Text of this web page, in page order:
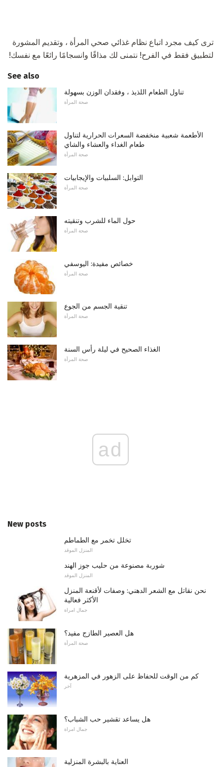
ترى كيف مجرد اتباع نظام غذائي صحي المرأة ، وتقديم المشورة
لتطبيق فقط في الفرح! نتمنى لك مذاقًا وانسجامًا رائعًا مع نفسك!
See also
تناول الطعام اللذيذ ، وفقدان الوزن بسهولة
صحة المرأة
الأطعمة شعبية منخفضة السعرات الحرارية لتناول
طعام الغداء والعشاء والشاي
صحة المرأة
التوابل: السلبيات والإيجابيات
صحة المرأة
حول الماء للشرب وتنقيته
صحة المرأة
خصائص مفيدة: اليوسفي
صحة المرأة
تنقية الجسم من الجوع
صحة المرأة
الغذاء الصحيح في ليلة رأس السنة
صحة المرأة
ad
New posts
تخلل تخمر مع الطماطم
المنزل الموقد
شوربة مصنوعة من حليب جوز الهند
المنزل الموقد
نحن نقاتل مع الشعر الدهني: وصفات لأقنعة المنزل
الأكثر فعالية
جمال امراة
هل العصير الطازج مفيد؟
صحة المرأة
كم من الوقت للحفاظ على الزهور في المزهرية
آخر
هل يساعد تقشير حب الشباب؟
جمال امراة
العناية بالبشرة المنزلية